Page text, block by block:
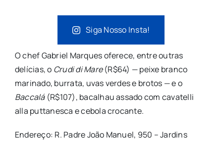
Siga Nosso Insta!
O chef Gabriel Marques oferece, entre outras
delícias, o Crudi di Mare(R$64) — peixe branco
marinado, burrata, uvas verdes e brotos — e o
Baccalá(R$107), bacalhau assado com cavatelli
alla puttanesca e cebola crocante.
Endereço: R. Padre João Manuel, 950 – Jardins